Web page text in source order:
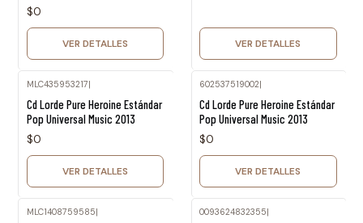
$0
VER DETALLES VER DETALLES
MLC435953217
Cd Lorde Pure Heroine Estándar
Pop Universal Music 2013
$0
VER DETALLES
602537519002
Cd Lorde Pure Heroine Estándar
Pop Universal Music 2013
$0
VER DETALLES
MLC1408759585| 0093624832355|